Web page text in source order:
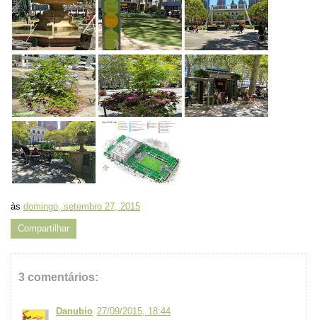
às domingo, setembro 27, 2015
Compartilhar
3 comentários:
Danubio 27/09/2015, 18:44